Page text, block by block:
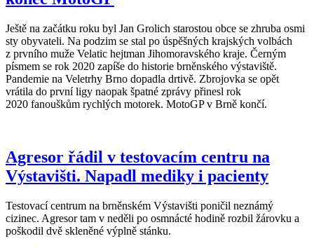
Ještě na začátku roku byl Jan Grolich starostou obce se zhruba osmi
sty obyvateli. Na podzim se stal po úspěšných krajských volbách
z prvního muže Velatic hejtman Jihomoravského kraje. Černým
písmem se rok 2020 zapíše do historie brněnského výstaviště.
Pandemie na Veletrhy Brno dopadla drtivě. Zbrojovka se opět
vrátila do první ligy naopak špatné zprávy přinesl rok
2020 fanouškům rychlých motorek. MotoGP v Brně končí.
Agresor řádil v testovacím centru na
Výstavišti. Napadl mediky i pacienty
Testovací centrum na brněnském Výstavišti poničil neznámý
cizinec. Agresor tam v neděli po osmnácté hodině rozbil žárovku a
poškodil dvě skleněné výplně stánku.